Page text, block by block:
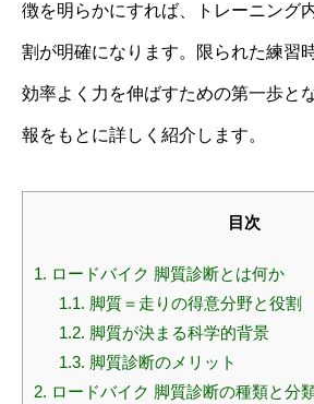
徴を明らかにすれば、トレーニング
割が明確になります。限られた練習
効率よく力を伸ばすための第一歩と
報をもとに詳しく紹介します。
目次
1. ロードバイク 脚質診断とは何か
1.1. 脚質＝走りの得意分野と役割
1.2. 脚質が決まる科学的背景
1.3. 脚質診断のメリット
2. ロードバイク 脚質診断の種類と分